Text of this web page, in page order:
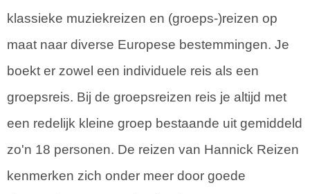
klassieke muziekreizen en (groeps-)reizen op
maat naar diverse Europese bestemmingen. Je
boekt er zowel een individuele reis als een
groepsreis. Bij de groepsreizen reis je altijd met
een redelijk kleine groep bestaande uit gemiddeld
zo'n 18 personen. De reizen van Hannick Reizen
kenmerken zich onder meer door goede